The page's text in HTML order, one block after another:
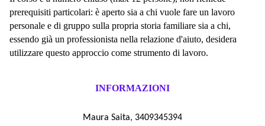
prerequisiti particolari: è aperto sia a chi vuole fare un lavoro
personale e di gruppo sulla propria storia familiare sia a chi,
essendo già un professionista nella relazione d'aiuto, desidera
utilizzare questo approccio come strumento di lavoro.
INFORMAZIONI
Maura Saita, 3409345394